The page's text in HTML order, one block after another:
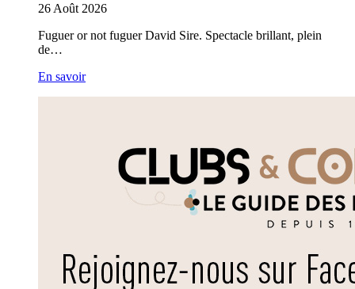
26 Août 2026
Fuguer or not fuguer David Sire. Spectacle brillant, plein
de…
En savoir